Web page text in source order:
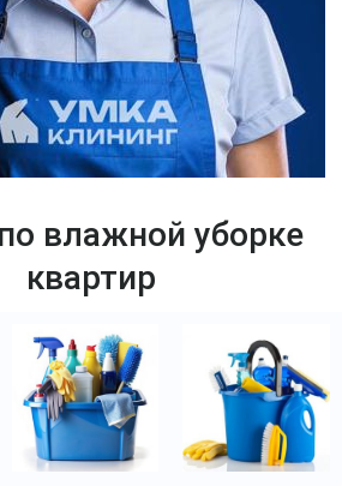
влажной уборке
квартир